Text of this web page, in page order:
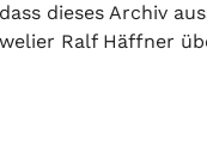
dieses Archiv
Ralf Häffner